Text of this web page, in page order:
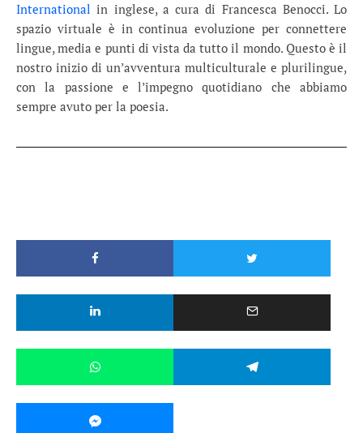
International in inglese, a cura di Francesca Benocci. Lo
spazio virtuale è in continua evoluzione per connettere
lingue, media e punti di vista da tutto il mondo. Questo è il
nostro inizio di un’avventura multiculturale e plurilingue,
con la passione e l’impegno quotidiano che abbiamo
sempre avuto per la poesia.